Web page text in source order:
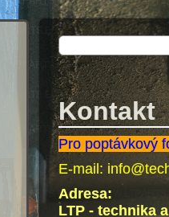
Kontakt
Pro poptávkový
E-mail:
Adresa:
LTP - technika